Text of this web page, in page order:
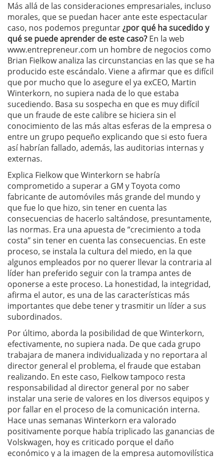
Más allá de las consideraciones empresariales, incluso
morales, que se puedan hacer ante este espectacular
caso, nos podemos preguntar¿por qué ha sucedido y
qué se puede aprender de este caso? En la web
www.entrepreneur.com un hombre de negocios como
Brian Fielkow analiza las circunstancias en las que se ha
producido este escándalo. Viene a afirmar que es difícil
que por mucho que lo asegure el ya exCEO, Martin
Winterkorn, no supiera nada de lo que estaba
sucediendo. Basa su sospecha en que es muy difícil
que un fraude de este calibre se hiciera sin el
conocimiento de las más altas esferas de la empresa o
entre un grupo pequeño explicando que si esto fuera
así habrían fallado, además, las auditorias internas y
externas.
Explica Fielkow que Winterkorn se habría
comprometido a superar a GM y Toyota como
fabricante de automóviles más grande del mundo y
que fue lo que hizo, sin tener en cuenta las
consecuencias de hacerlo saltándose, presuntamente,
las normas. Era una apuesta de “crecimiento a toda
costa” sin tener en cuenta las consecuencias. En este
proceso, se instala la cultura del miedo, en la que
algunos empleados por no querer llevar la contraria al
líder han preferido seguir con la trampa antes de
oponerse a este proceso. La honestidad, la integridad,
afirma el autor, es una de las características más
importantes que debe tener y trasmitir un líder a sus
subordinados.
Por último, aborda la posibilidad de que Winterkorn,
efectivamente, no supiera nada. De que cada grupo
trabajara de manera individualizada y no reportara al
director general el problema, el fraude que estaban
realizando. En este caso, Fielkow tampoco resta
responsabilidad al director general por no saber
instalar una serie de valores en los diversos equipos y
por fallar en el proceso de la comunicación interna.
Hace unas semanas Winterkorn era valorado
positivamente porque había triplicado las ganancias de
Volskwagen, hoy es criticado porque el daño
económico y a la imagen de la empresa automovilística